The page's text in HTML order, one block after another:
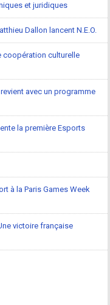
et juridiques
Dallon lancent N.E.O.
coopération culturelle
avec un programme
la première Esports
à la Paris Games Week
victoire française